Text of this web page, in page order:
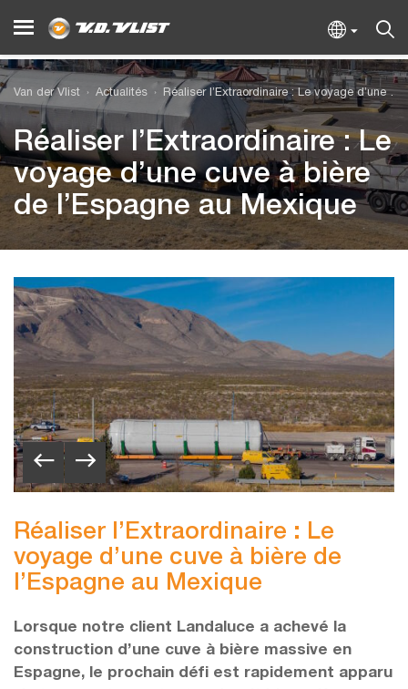
Van der Vlist Actualités Réaliser l’Extraordinaire : Le voyage d’une cuve à bière de l’Espagne au Mexique
Réaliser l’Extraordinaire : Le
voyage d’une cuve à bière
de l’Espagne au Mexique
Réaliser l’Extraordinaire : Le
voyage d’une cuve à bière de
l’Espagne au Mexique
Lorsque notre client Landaluce a achevé la
construction d’une cuve à bière massive en
Espagne, le prochain défi est rapidement apparu